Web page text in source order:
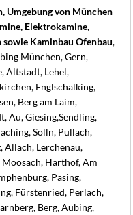
Umgebung von München
Elektrokamine,
sowie Kaminbau Ofenbau,
München, Gern,
Altstadt, Lehel,
Englschalking,
Berg am Laim,
Au, Giesing,Sendling,
Solln, Pullach,
Allach, Lerchenau,
Harthof, Am
Pasing,
Fürstenried, Perlach,
Berg, Aubing,